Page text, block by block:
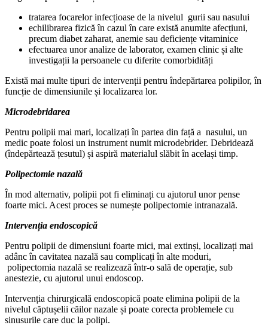
tratarea focarelor infecțioase de la nivelul gurii sau nasului
echilibrarea fizică în cazul în care există anumite afecțiuni,
precum diabet zaharat, anemie sau deficiențe vitaminice
efectuarea unor analize de laborator, examen clinic și alte
investigații la persoanele cu diferite comorbidități
Există mai multe tipuri de intervenții pentru îndepărtarea polipilor, în
funcție de dimensiunile și localizarea lor.
Microdebridarea
Pentru polipii mai mari, localizați în partea din față a nasului, un
medic poate folosi un instrument numit microdebrider. Debridează
(îndepărtează țesutul) și aspiră materialul slăbit în același timp.
Polipectomie nazală
În mod alternativ, polipii pot fi eliminați cu ajutorul unor pense
foarte mici. Acest proces se numește polipectomie intranazală.
Intervenția endoscopică
Pentru polipii de dimensiuni foarte mici, mai extinși, localizați mai
adânc în cavitatea nazală sau complicați în alte moduri,
polipectomia nazală se realizează într-o sală de operație, sub
anestezie, cu ajutorul unui endoscop.
Intervenția chirurgicală endoscopică poate elimina polipii de la
nivelul căptușelii căilor nazale și poate corecta problemele cu
sinusurile care duc la polipi.